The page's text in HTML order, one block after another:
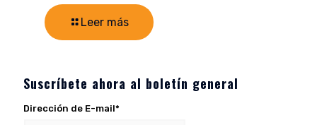
Leer más
Suscríbete ahora al boletín general
Dirección de E-mail*